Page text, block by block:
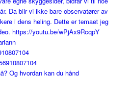
Og hvordan kan du hånd